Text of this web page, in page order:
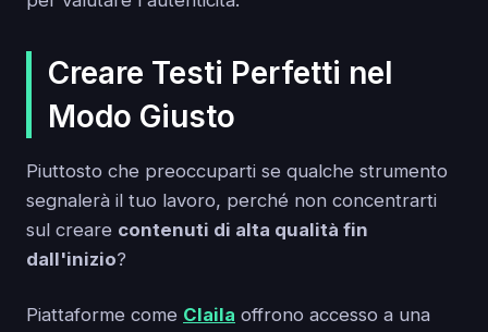
Creare Testi Perfetti nel
Modo Giusto
Piuttosto che preoccuparti se qualche strumento
segnalerà il tuo lavoro, perché non concentrarti
sul creare contenuti di alta qualità fin
dall'inizio?
Piattaforme come Claila offrono accesso a una